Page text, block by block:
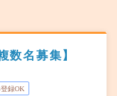
名募集】
録OK